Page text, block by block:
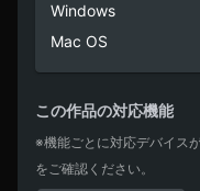
Windows
Mac OS
この作品の対応機能
※機能ごとに対応デバイス
をご確認ください。